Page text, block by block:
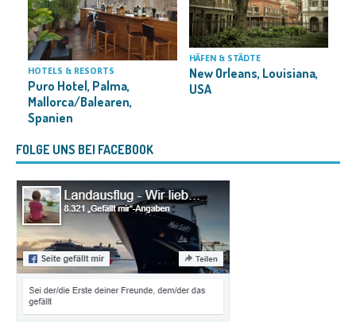
HOTELS & RESORTS
Puro Hotel, Palma,
Mallorca/Balearen,
Spanien
HÄFEN & STÄDTE
New Orleans, Louisiana,
USA
FOLGE UNS BEI FACEBOOK